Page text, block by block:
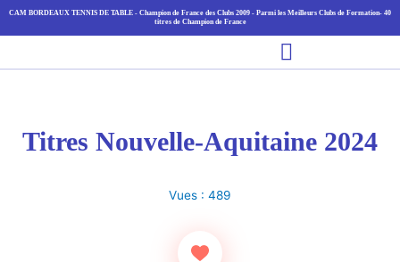
Aller
CAM BORDEAUX TENNIS DE TABLE - Champion de France des Clubs 2009 - Parmi les Meilleurs Clubs de Formation- 40
titres de Champion de France
Main
Menu
Titres Nouvelle-Aquitaine 2024
Vues : 489